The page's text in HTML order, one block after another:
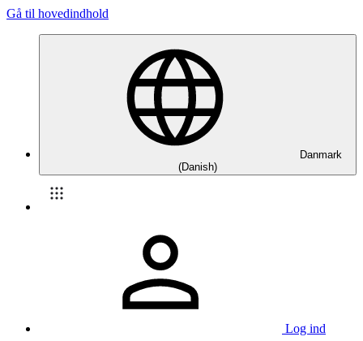
Gå til hovedindhold
Danmark
(Danish)
Log ind